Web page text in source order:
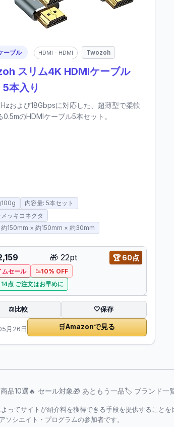
ーブル HDMI - HDMI Twozoh
スリム4K HDMIケーブル
本入り
および18Gbpsに対応した、超薄型で柔軟
0.5mのHDMIケーブル5本セット。
100g
内容量: 5本セット
ッキコネクタ
約150mm × 約150mm × 約30mm
🎁 22pt 🏆60点
ムセール
10% OFF
点 ご注文はお早めに
⚖️比較 🤍保存
月26日 🛒Amazonで見る
品10選🔥 セール対象🎁 あともう一品🏷️ ブランド一
てサイトが紹介料を獲得できる手段を提供すること
アソシエイト・プログラムの参加者です。